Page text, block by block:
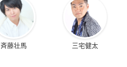
斉藤壮馬 三宅健太